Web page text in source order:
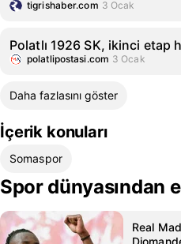
tigrishaber.com 3 Ocak
Polatlı 1926 SK, ikinci etap
polatlipostasi.com 3 Ocak
Daha fazlasını göster
İçerik konuları
Somaspor
Spor dünyasından
Real